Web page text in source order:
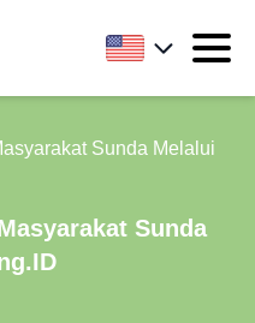
Sunda Melalui
Sunda